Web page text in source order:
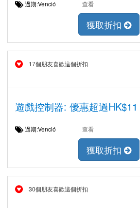
過期:Venció 查看
獲取折扣
17個朋友喜歡這個折扣
遊戲控制器: 優惠超過HK$11
過期:Venció 查看
獲取折扣
30個朋友喜歡這個折扣